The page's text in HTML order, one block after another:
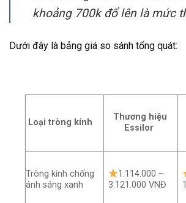
khoảng 700k đổ lên là mức
Dưới đây là bảng giá so sánh tổng quát:
Loại tròng kính
Thương hiệu
Essilor
Tròng kính chống
ánh sáng xanh
1.114.000 –
3.121.000 VNĐ